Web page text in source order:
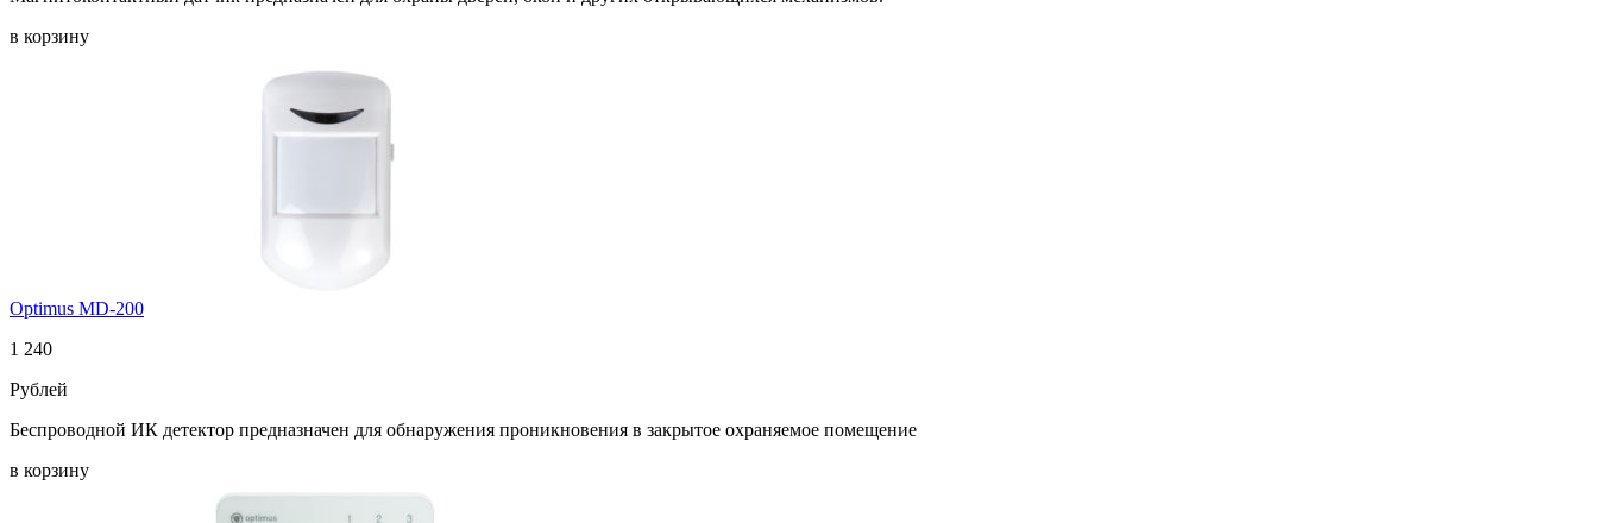
в корзину
Optimus MD-200
1 240
Рублей
Беспроводной ИК детектор предназначен для обнаружения проникновения в закрытое охраняемое помещение
в корзину